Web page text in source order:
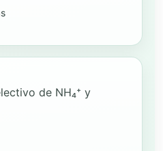
de NH₄⁺ y